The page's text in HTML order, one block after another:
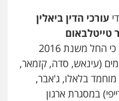
עורכי הדין ביאלין
טייטלבאום
מהפרקליטות, שטוענים כי החל משנת 2016
(עינאש, סדה, קזמאר,
מוחמד בלאלו, ג'אבר,
במסגרת ארגון